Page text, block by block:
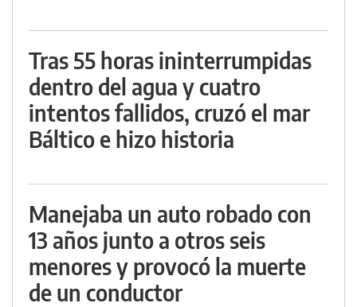
Tras 55 horas ininterrumpidas
dentro del agua y cuatro
intentos fallidos, cruzó el mar
Báltico e hizo historia
Manejaba un auto robado con
13 años junto a otros seis
menores y provocó la muerte
de un conductor